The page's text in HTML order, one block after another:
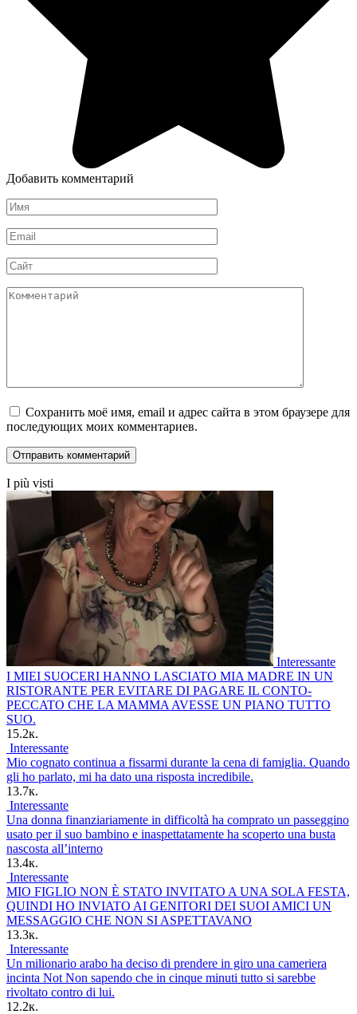
Добавить комментарий
Имя
*
Email
*
Сайт
Комментарий
Сохранить моё имя, email и адрес сайта в этом браузере для
последующих моих комментариев.
I più visti
Interessante
I MIEI SUOCERI HANNO LASCIATO MIA MADRE IN UN
RISTORANTE PER EVITARE DI PAGARE IL CONTO-
PECCATO CHE LA MAMMA AVESSE UN PIANO TUTTO
SUO.
15.2к.
Interessante
Mio cognato continua a fissarmi durante la cena di famiglia. Quando
gli ho parlato, mi ha dato una risposta incredibile.
13.7к.
Interessante
Una donna finanziariamente in difficoltà ha comprato un passeggino
usato per il suo bambino e inaspettatamente ha scoperto una busta
nascosta all’interno
13.4к.
Interessante
MIO FIGLIO NON È STATO INVITATO A UNA SOLA FESTA,
QUINDI HO INVIATO AI GENITORI DEI SUOI AMICI UN
MESSAGGIO CHE NON SI ASPETTAVANO
13.3к.
Interessante
Un milionario arabo ha deciso di prendere in giro una cameriera
incinta Not Non sapendo che in cinque minuti tutto si sarebbe
rivoltato contro di lui.
12.2к.